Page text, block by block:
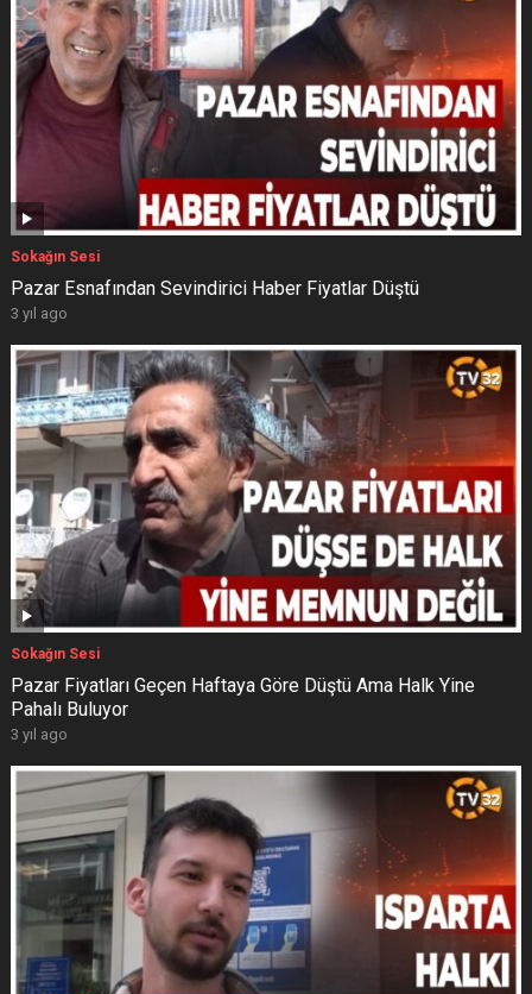
Sokağın Sesi
Pazar Esnafından Sevindirici Haber Fiyatlar Düştü
3 yıl ago
Sokağın Sesi
Pazar Fiyatları Geçen Haftaya Göre Düştü Ama Halk Yine
Pahalı Buluyor
3 yıl ago